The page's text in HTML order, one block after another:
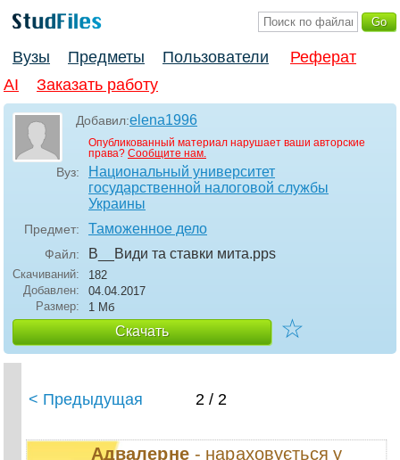
Вузы Предметы Пользователи
Реферат
AI
Заказать работу
Добавил:elena1996
Опубликованный материал нарушает ваши авторские
права? Сообщите нам.
Вуз:
Национальный университет
государственной налоговой службы
Украины
Предмет: Таможенное дело
Файл: В__Види та ставки мита.pps
Скачиваний:
182
Добавлен:
04.04.2017
Размер:
1 Мб
Скачать ☆
< Предыдущая 2 / 2
Адвалерне - нараховується у